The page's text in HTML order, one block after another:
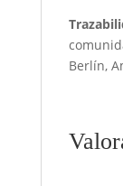
Berlín,